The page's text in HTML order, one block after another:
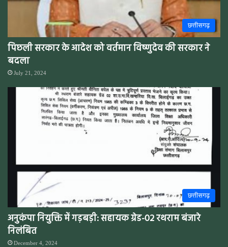
छत्तीसगढ़
पिछली सरकार के आदेश को वर्तमान विष्णुदेव की सरकार ने
बदला
July 21, 2024
छत्तीसगढ़
अनुकंपा नियुक्ति में गड़बड़ी: सहायक ग्रेड-02 रथराम बंजारे
निलंबित
December 4, 2024